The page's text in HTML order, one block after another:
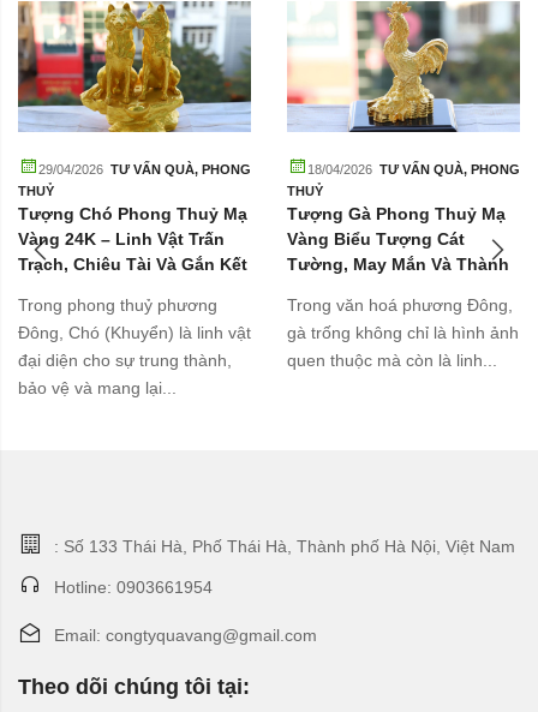
29/04/2026 TƯ VẤN QUÀ, PHONG
THUỶ
Tượng Chó Phong Thuỷ Mạ
Vàng 24K – Linh Vật Trấn
Trạch, Chiêu Tài Và Gắn Kết
Trong phong thuỷ phương
Đông, Chó (Khuyển) là linh vật
đại diện cho sự trung thành,
bảo vệ và mang lại...
18/04/2026 TƯ VẤN QUÀ, PHONG
THUỶ
Tượng Gà Phong Thuỷ Mạ
Vàng Biểu Tượng Cát
Tường, May Mắn Và Thành
Trong văn hoá phương Đông,
gà trống không chỉ là hình ảnh
quen thuộc mà còn là linh...
: Số 133 Thái Hà, Phố Thái Hà, Thành phố Hà Nội, Việt Nam
Hotline: 0903661954
Email: congtyquavang@gmail.com
Theo dõi chúng tôi tại: